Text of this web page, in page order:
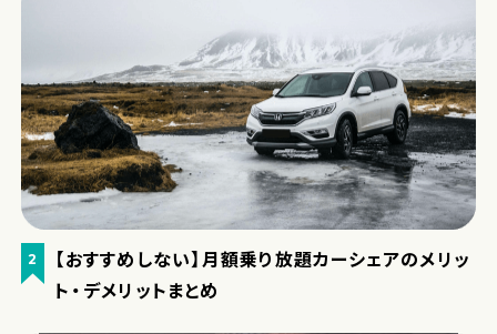
2
【おすすめしない】月額乗り放題カーシェアのメリッ
ト・デメリットまとめ